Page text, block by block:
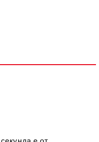
работния ден.